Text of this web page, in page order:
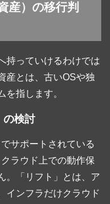
産）の移行判
持っていけるわけでは
産とは、古いOSや独
を指します。
の検討
サポートされている
ラウド上での動作保
。「リフト」とは、ア
インフラだけクラウド